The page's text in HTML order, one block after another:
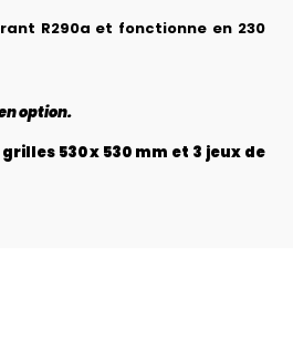
R290a et fonctionne en 230
option.
grilles 530 x 530 mm et 3 jeux de